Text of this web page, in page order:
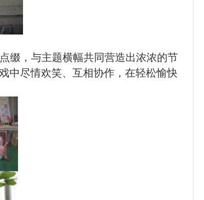
缀，与主题横幅共同营造出浓浓的节
中尽情欢笑、互相协作，在轻松愉快